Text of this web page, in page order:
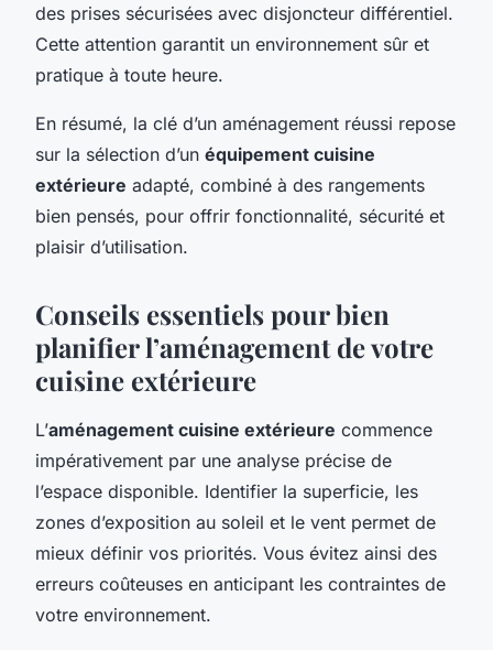
des prises sécurisées avec disjoncteur différentiel.
Cette attention garantit un environnement sûr et
pratique à toute heure.
En résumé, la clé d’un aménagement réussi repose
sur la sélection d’un équipement cuisine
extérieure adapté, combiné à des rangements
bien pensés, pour offrir fonctionnalité, sécurité et
plaisir d’utilisation.
Conseils essentiels pour bien
planifier l’aménagement de votre
cuisine extérieure
L’aménagement cuisine extérieure commence
impérativement par une analyse précise de
l’espace disponible. Identifier la superficie, les
zones d’exposition au soleil et le vent permet de
mieux définir vos priorités. Vous évitez ainsi des
erreurs coûteuses en anticipant les contraintes de
votre environnement.